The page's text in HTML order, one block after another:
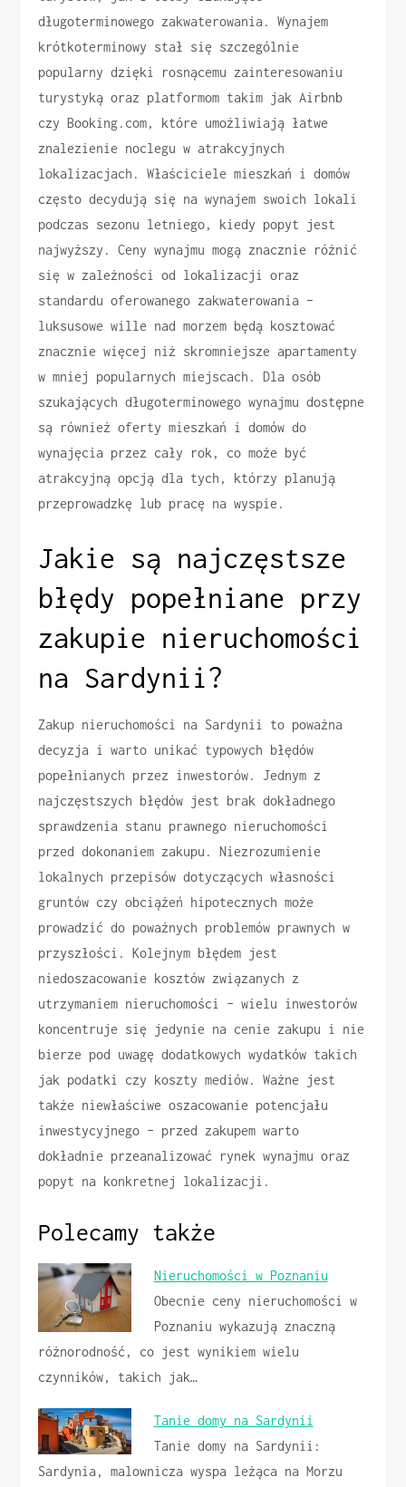
długoterminowego zakwaterowania. Wynajem
krótkoterminowy stał się szczególnie
popularny dzięki rosnącemu zainteresowaniu
turystyką oraz platformom takim jak Airbnb
czy Booking.com, które umożliwiają łatwe
znalezienie noclegu w atrakcyjnych
lokalizacjach. Właściciele mieszkań i domów
często decydują się na wynajem swoich lokali
podczas sezonu letniego, kiedy popyt jest
najwyższy. Ceny wynajmu mogą znacznie różnić
się w zależności od lokalizacji oraz
standardu oferowanego zakwaterowania –
luksusowe wille nad morzem będą kosztować
znacznie więcej niż skromniejsze apartamenty
w mniej popularnych miejscach. Dla osób
szukających długoterminowego wynajmu dostępne
są również oferty mieszkań i domów do
wynajęcia przez cały rok, co może być
atrakcyjną opcją dla tych, którzy planują
przeprowadzkę lub pracę na wyspie.
Jakie są najczęstsze
błędy popełniane przy
zakupie nieruchomości
na Sardynii?
Zakup nieruchomości na Sardynii to poważna
decyzja i warto unikać typowych błędów
popełnianych przez inwestorów. Jednym z
najczęstszych błędów jest brak dokładnego
sprawdzenia stanu prawnego nieruchomości
przed dokonaniem zakupu. Niezrozumienie
lokalnych przepisów dotyczących własności
gruntów czy obciążeń hipotecznych może
prowadzić do poważnych problemów prawnych w
przyszłości. Kolejnym błędem jest
niedoszacowanie kosztów związanych z
utrzymaniem nieruchomości – wielu inwestorów
koncentruje się jedynie na cenie zakupu i nie
bierze pod uwagę dodatkowych wydatków takich
jak podatki czy koszty mediów. Ważne jest
także niewłaściwe oszacowanie potencjału
inwestycyjnego – przed zakupem warto
dokładnie przeanalizować rynek wynajmu oraz
popyt na konkretnej lokalizacji.
Polecamy także
Nieruchomości w Poznaniu
Obecnie ceny nieruchomości w
Poznaniu wykazują znaczną
różnorodność, co jest wynikiem wielu
czynników, takich jak…
Tanie domy na Sardynii
Tanie domy na Sardynii:
Sardynia, malownicza wyspa leżąca na Morzu